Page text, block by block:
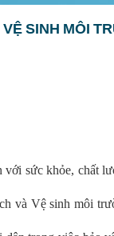
SINH MÔI
sức khỏe, chất
và Vệ sinh môi